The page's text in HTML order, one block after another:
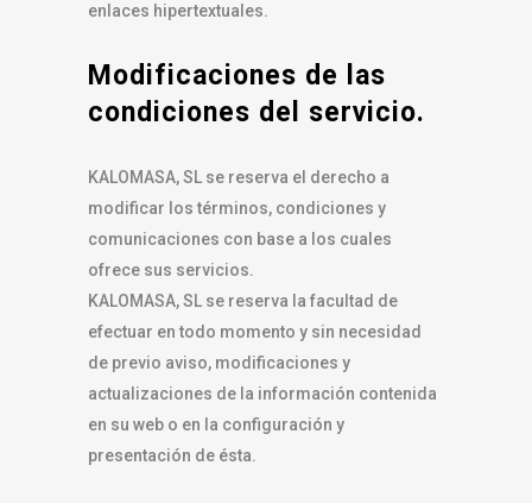
enlaces hipertextuales.
Modificaciones de las
condiciones del servicio.
KALOMASA, SL se reserva el derecho a
modificar los términos, condiciones y
comunicaciones con base a los cuales
ofrece sus servicios.
KALOMASA, SL se reserva la facultad de
efectuar en todo momento y sin necesidad
de previo aviso, modificaciones y
actualizaciones de la información contenida
en su web o en la configuración y
presentación de ésta.